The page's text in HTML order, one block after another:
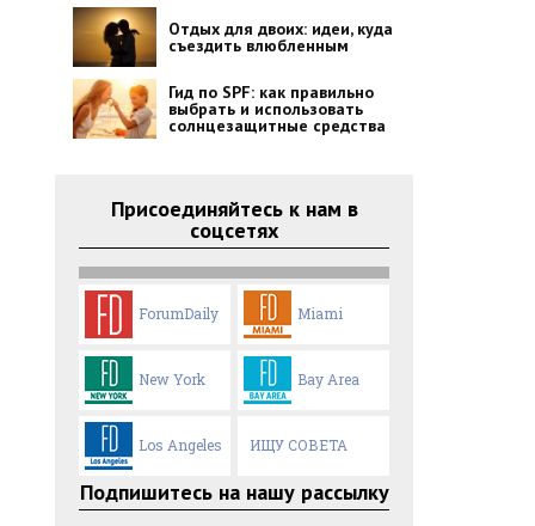
Отдых для двоих: идеи, куда
съездить влюбленным
Гид по SPF: как правильно
выбрать и использовать
солнцезащитные средства
Присоединяйтесь к нам в
соцсетях
ForumDaily Miami
New York Bay Area
Los Angeles ИЩУ СОВЕТА
Подпишитесь на нашу рассылку